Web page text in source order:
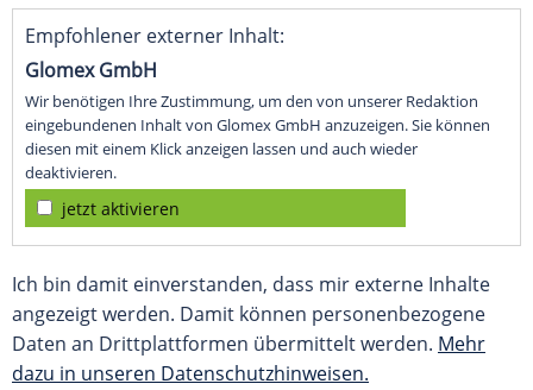
Empfohlener externer Inhalt:
Glomex GmbH
Wir benötigen Ihre Zustimmung, um den von unserer Redaktion
eingebundenen Inhalt von Glomex GmbH anzuzeigen. Sie können
diesen mit einem Klick anzeigen lassen und auch wieder
deaktivieren.
jetzt aktivieren
Ich bin damit einverstanden, dass mir externe Inhalte
angezeigt werden. Damit können personenbezogene
Daten an Drittplattformen übermittelt werden. Mehr
dazu in unseren Datenschutzhinweisen.